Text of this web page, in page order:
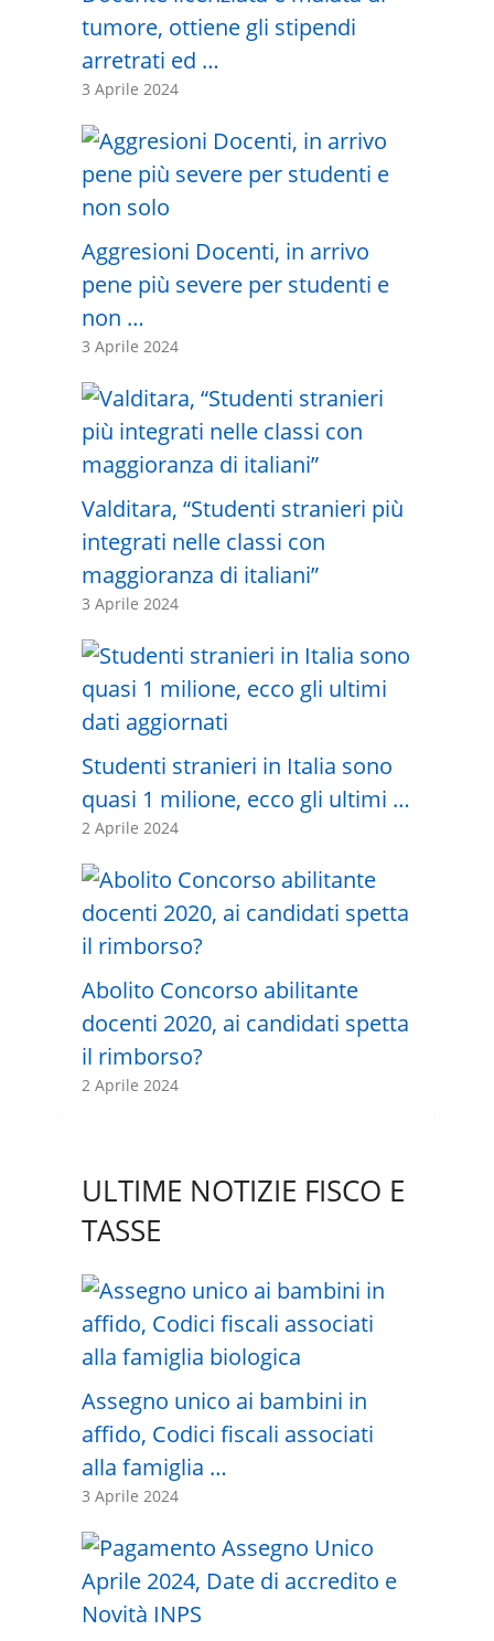
tumore, ottiene gli stipendi
arretrati ed …
3 Aprile 2024
Aggresioni Docenti, in arrivo
pene più severe per studenti e
non …
3 Aprile 2024
Valditara, “Studenti stranieri più
integrati nelle classi con
maggioranza di italiani”
3 Aprile 2024
Studenti stranieri in Italia sono
quasi 1 milione, ecco gli ultimi …
2 Aprile 2024
Abolito Concorso abilitante
docenti 2020, ai candidati spetta
il rimborso?
2 Aprile 2024
ULTIME NOTIZIE FISCO E
TASSE
Assegno unico ai bambini in
affido, Codici fiscali associati
alla famiglia …
3 Aprile 2024